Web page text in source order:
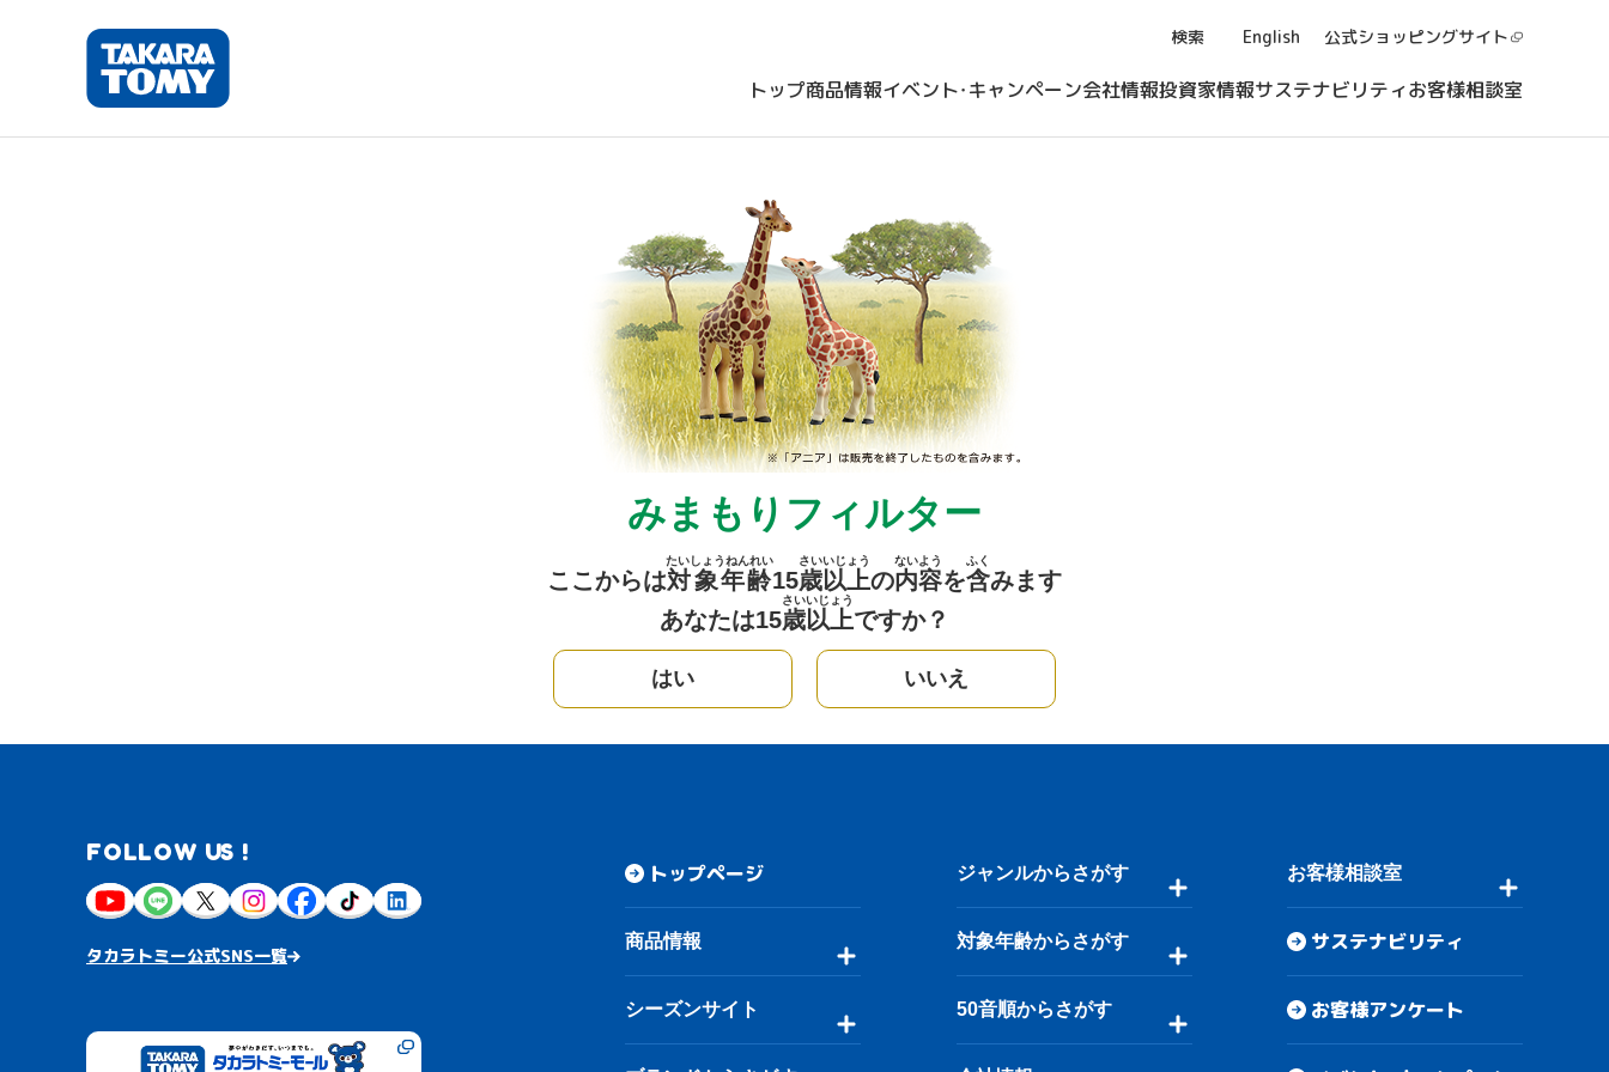
検索 English 公式ショッピングサイト
トップ商品情報イベント・キャンペーン会社情報投資家情報サステナビリティお客様相談室
みまもりフィルター
ここからは対象年齢
たいしょうねんれい
15歳
さい
以上
いじょう
の内容
ないよう
を含
ふく
みます
あなたは15歳
さい
以上
いじょう
ですか？
はい いいえ
FOLLOW US !
タカラトミー公式SNS一覧
トップページ
商品情報
シーズンサイト
ジャンルからさがす
対象年齢からさがす
50音順からさがす
お客様相談室
サステナビリティ
お客様アンケート